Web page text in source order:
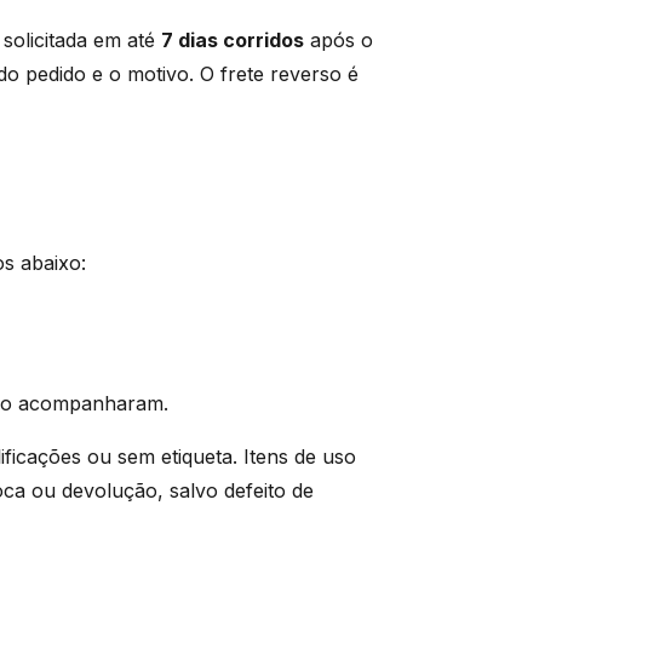
em até 7 dias corridos após o
pedido e o motivo. O frete reverso é
abaixo:
acompanharam.
ou sem etiqueta. Itens de uso
ou devolução, salvo defeito de